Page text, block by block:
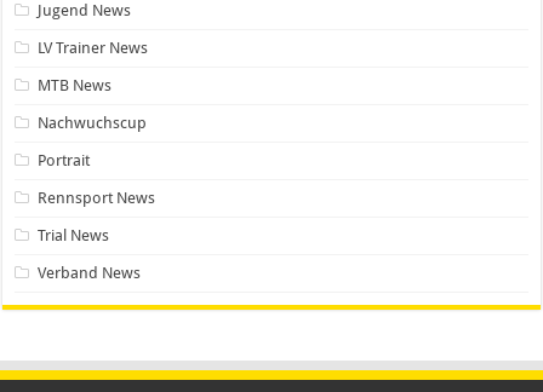
Jugend News
LV Trainer News
MTB News
Nachwuchscup
Portrait
Rennsport News
Trial News
Verband News